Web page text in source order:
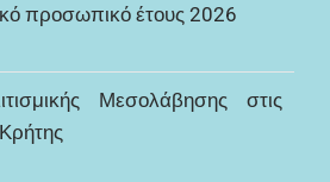
προσωπικό έτους 2026
Μεσολάβησης στις